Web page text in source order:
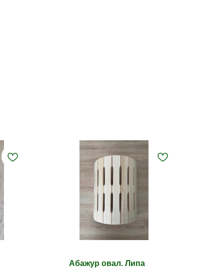
Абажур овал. Липа